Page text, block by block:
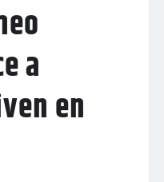
a
en